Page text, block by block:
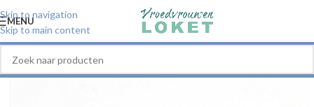
Skip to navigation
Skip to main content
MENU